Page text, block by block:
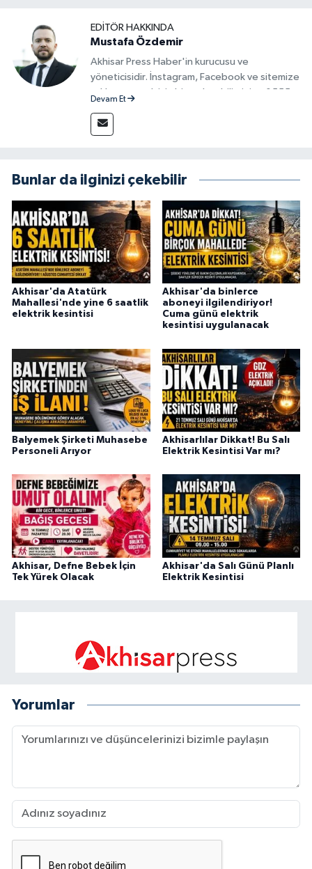
EDITÖR HAKKINDA
Mustafa Özdemir
Akhisar Press Haber'in kurucusu ve
yöneticisidir. İnstagram, Facebook ve sitemize
reklam vermek için bize ulaşabilirsiniz - 0555
Devam Et
Bunlar da ilginizi çekebilir
Akhisar'da Atatürk
Mahallesi'nde yine 6 saatlik
elektrik kesintisi
Akhisar'da binlerce
aboneyi ilgilendiriyor!
Cuma günü elektrik
kesintisi uygulanacak
Balyemek Şirketi Muhasebe
Personeli Arıyor
Akhisarlılar Dikkat! Bu Salı
Elektrik Kesintisi Var mı?
Akhisar, Defne Bebek İçin
Tek Yürek Olacak
Akhisar'da Salı Günü Planlı
Elektrik Kesintisi
Yorumlar